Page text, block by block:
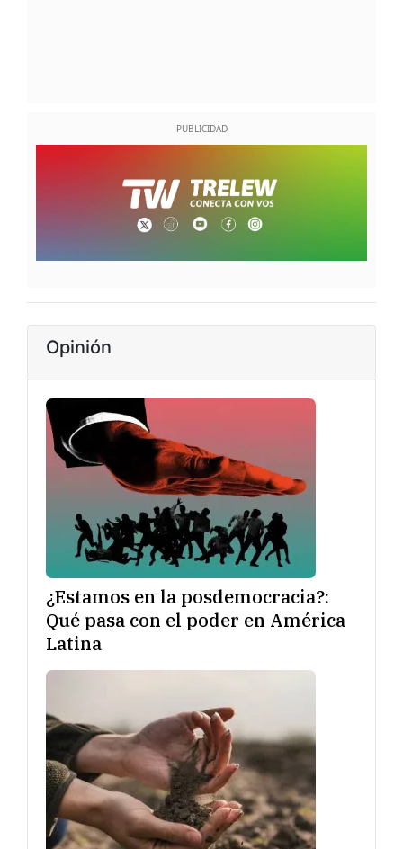
Opinión
¿Estamos en la posdemocracia?:
Qué pasa con el poder en América
Latina